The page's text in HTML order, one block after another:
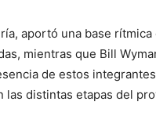
aportó una base
mientras que Bill
de estos
las distintas etapas del